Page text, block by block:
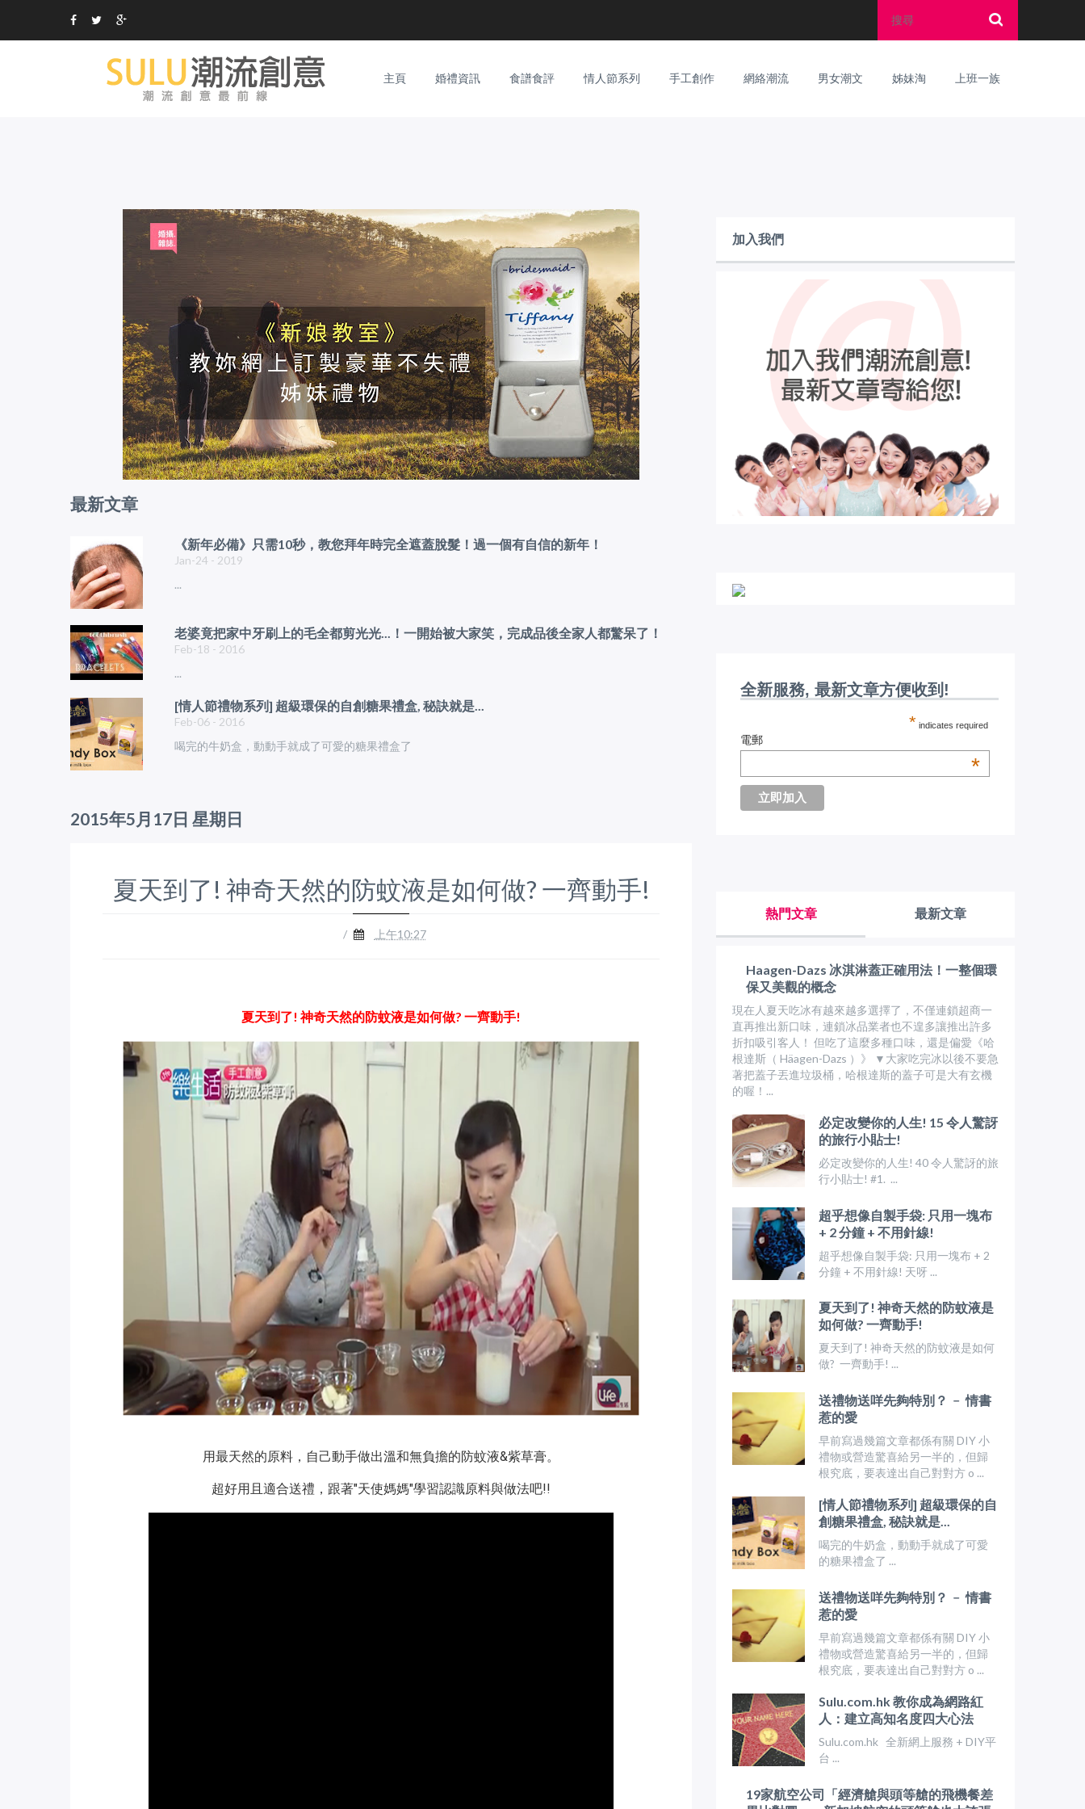
主頁 婚禮資訊 食譜食評 情人節系列 手工創作 網絡潮流 男女潮文 姊妹淘 上班一族
最新文章
《新年必備》只需10秒，教您拜年時完全遮蓋脫髮！過一個有自信的新年！
Jan-24 - 2019
...
老婆竟把家中牙刷上的毛全都剪光光...！一開始被大家笑，完成品後全家人都驚呆了！
Feb-18 - 2016
...
[情人節禮物系列] 超級環保的自創糖果禮盒, 秘訣就是...
Feb-06 - 2016
喝完的牛奶盒，動動手就成了可愛的糖果禮盒了
2015年5月17日 星期日
夏天到了! 神奇天然的防蚊液是如何做? 一齊動手!
/ 上午10:27
夏天到了! 神奇天然的防蚊液是如何做? 一齊動手!
用最天然的原料，自己動手做出溫和無負擔的防蚊液&紫草膏。
超好用且適合送禮，跟著"天使媽媽"學習認識原料與做法吧!!
加入我們
全新服務, 最新文章方便收到!
* indicates required
電郵
*
熱門文章 最新文章
Haagen-Dazs 冰淇淋蓋正確用法！一整個環
保又美觀的概念
現在人夏天吃冰有越來越多選擇了，不僅連鎖超商一
直再推出新口味，連鎖冰品業者也不遑多讓推出許多
折扣吸引客人！ 但吃了這麼多種口味，還是偏愛《哈
根達斯（ Häagen-Dazs ）》 ▼大家吃完冰以後不要急
著把蓋子丟進垃圾桶，哈根達斯的蓋子可是大有玄機
的喔！...
必定改變你的人生! 15 令人驚訝
的旅行小貼士!
必定改變你的人生! 40 令人驚訝的旅
行小貼士! #1. ...
超乎想像自製手袋: 只用一塊布
+ 2 分鐘 + 不用針線!
超乎想像自製手袋: 只用一塊布 + 2
分鐘 + 不用針線! 天呀 ...
夏天到了! 神奇天然的防蚊液是
如何做? 一齊動手!
夏天到了! 神奇天然的防蚊液是如何
做? 一齊動手! ...
送禮物送咩先夠特別？ ﹣ 情書
惹的愛
早前寫過幾篇文章都係有關 DIY 小
禮物或營造驚喜給另一半的，但歸
根究底，要表達出自己對對方 o ...
[情人節禮物系列] 超級環保的自
創糖果禮盒, 秘訣就是...
喝完的牛奶盒，動動手就成了可愛
的糖果禮盒了 ...
送禮物送咩先夠特別？ ﹣ 情書
惹的愛
早前寫過幾篇文章都係有關 DIY 小
禮物或營造驚喜給另一半的，但歸
根究底，要表達出自己對對方 o ...
Sulu.com.hk 教你成為網路紅
人：建立高知名度四大心法
Sulu.com.hk 全新網上服務 + DIY平
台 ...
19家航空公司「經濟艙與頭等艙的飛機餐差